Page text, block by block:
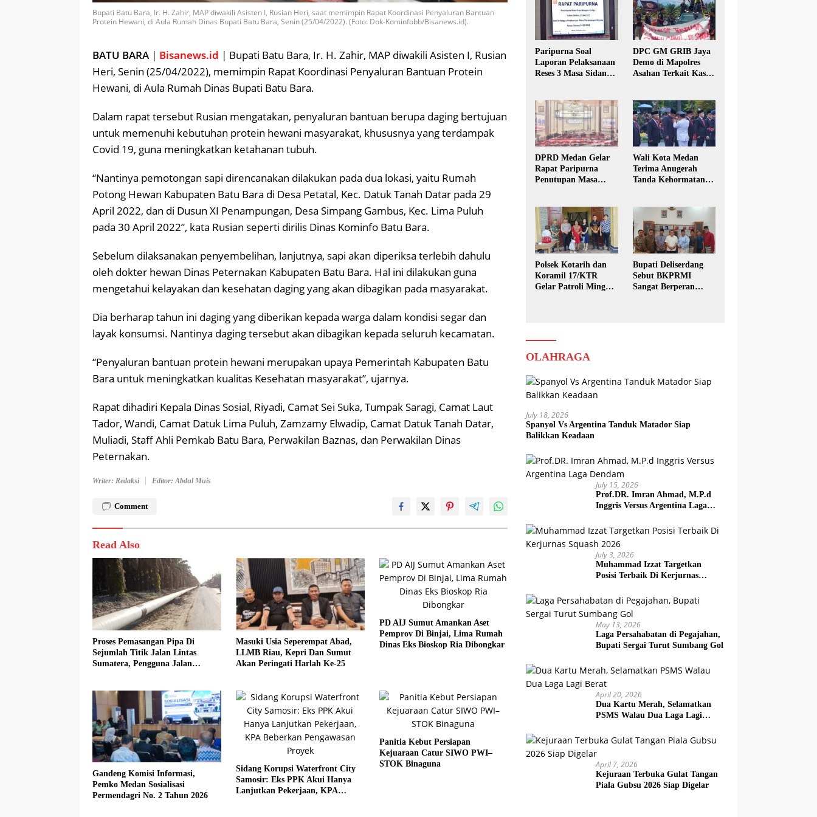
Bupati Batu Bara, Ir. H. Zahir, MAP diwakili Asisten I, Rusian Heri, saat memimpin Rapat Koordinasi Penyaluran Bantuan
Protein Hewani, di Aula Rumah Dinas Bupati Batu Bara, Senin (25/04/2022). (Foto: Dok-Kominfobb/Bisanews.id).
BATU BARA | Bisanews.id | Bupati Batu Bara, Ir. H. Zahir, MAP diwakili Asisten I, Rusian
Heri, Senin (25/04/2022), memimpin Rapat Koordinasi Penyaluran Bantuan Protein
Hewani, di Aula Rumah Dinas Bupati Batu Bara.
Dalam rapat tersebut Rusian mengatakan, penyaluran bantuan berupa daging bertujuan
untuk memenuhi kebutuhan protein hewani masyarakat, khususnya yang terdampak
Covid 19, guna meningkatkan ketahanan tubuh.
“Nantinya pemotongan sapi direncanakan dilakukan pada dua lokasi, yaitu Rumah
Potong Hewan Kabupaten Batu Bara di Desa Petatal, Kec. Datuk Tanah Datar pada 29
April 2022, dan di Dusun XI Penampungan, Desa Simpang Gambus, Kec. Lima Puluh
pada 30 April 2022”, kata Rusian seperti dirilis Dinas Kominfo Batu Bara.
Sebelum dilaksanakan penyembelihan, lanjutnya, sapi akan diperiksa terlebih dahulu
oleh dokter hewan Dinas Peternakan Kabupaten Batu Bara. Hal ini dilakukan guna
mengetahui kelayakan dan kesehatan daging yang akan dibagikan pada masyarakat.
Dia berharap tahun ini daging yang diberikan kepada warga dalam kondisi segar dan
layak konsumsi. Nantinya daging tersebut akan dibagikan kepada seluruh kecamatan.
“Penyaluran bantuan protein hewani merupakan upaya Pemerintah Kabupaten Batu
Bara untuk meningkatkan kualitas Kesehatan masyarakat”, ujarnya.
Rapat dihadiri Kepala Dinas Sosial, Riyadi, Camat Sei Suka, Tumpak Saragi, Camat Laut
Tador, Wandi, Camat Datuk Lima Puluh, Zamzamy Elwadip, Camat Datuk Tanah Datar,
Muliadi, Staff Ahli Pemkab Batu Bara, Perwakilan Baznas, dan Perwakilan Dinas
Peternakan.
Writer: Redaksi Editor: Abdul Muis
Comment
Read Also
Proses Pemasangan Pipa Di
Sejumlah Titik Jalan Lintas
Sumatera, Pengguna Jalan
Masuki Usia Seperempat Abad,
LLMB Riau, Kepri Dan Sumut
Akan Peringati Harlah Ke-25
PD AIJ Sumut Amankan Aset
Pemprov Di Binjai, Lima Rumah
Dinas Eks Bioskop Ria Dibongkar
Gandeng Komisi Informasi,
Pemko Medan Sosialisasi
Permendagri No. 2 Tahun 2026
Sidang Korupsi Waterfront City
Samosir: Eks PPK Akui Hanya
Lanjutkan Pekerjaan, KPA
Panitia Kebut Persiapan
Kejuaraan Catur SIWO PWI–
STOK Binaguna
Paripurna Soal
Laporan Pelaksanaan
Reses 3 Masa Sidang
DPC GM GRIB Jaya
Demo di Mapolres
Asahan Terkait Kasus
DPRD Medan Gelar
Rapat Paripurna
Penutupan Masa
Wali Kota Medan
Terima Anugerah
Tanda Kehormatan
Polsek Kotarih dan
Koramil 17/KTR
Gelar Patroli Minggu
Bupati Deliserdang
Sebut BKPRMI
Sangat Berperan
OLAHRAGA
July 18, 2026
Spanyol Vs Argentina Tanduk Matador Siap
Balikkan Keadaan
July 15, 2026
Prof.DR. Imran Ahmad, M.P.d
Inggris Versus Argentina Laga
July 3, 2026
Muhammad Izzat Targetkan
Posisi Terbaik Di Kerjurnas
May 13, 2026
Laga Persahabatan di Pegajahan,
Bupati Sergai Turut Sumbang Gol
April 20, 2026
Dua Kartu Merah, Selamatkan
PSMS Walau Dua Laga Lagi
April 7, 2026
Kejuraan Terbuka Gulat Tangan
Piala Gubsu 2026 Siap Digelar